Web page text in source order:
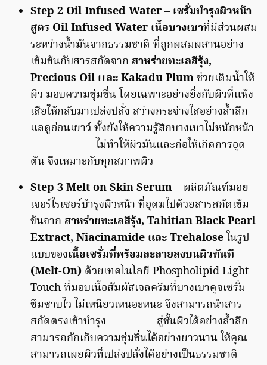
Step 2 Oil Infused Water– เซรั่มบำรุงผิวหน้า
สูตร Oil InfusedWater เนื้อบางเบาที่มีส่วนผสม
ระหว่างน้ำมันจากธรรมชาติ ที่ถูกผสมผสานอย่าง
เข้มข้นกับสารสกัดจาก สาหร่ายทะเลสีรุ้ง,
Precious Oil เเละ Kakadu Plumช่วยเติมน้ำให้
ผิว มอบความชุ่มชื่น โดยเฉพาะอย่างยิ่งกับผิวที่แห้ง
เสียให้กลับมาเปล่งปลั่ง สว่างกระจ่างใสอย่างล้ำลึก
แลดูอ่อนเยาว์ ทั้งยังให้ความรู้สึกบางเบาไม่หนักหน้า
ไม่ทำให้ผิวมันและก่อให้เกิดการอุด
ตัน จึงเหมาะกับทุกสภาพผิว
Step 3 Melt on Skin Serum– ผลิตภัณฑ์มอย
เจอร์ไรเซอร์บำรุงผิวหน้า ที่อุดมไปด้วยสารสกัดเข้ม
ข้นจาก สาหร่ายทะเลสีรุ้ง, Tahitian Black Pearl
Extract, Niacinamide และ Trehaloseในรูป
แบบของเนื้อเซรั่มที่พร้อมละลายลงบนผิวทันที
(Melt-On) ด้วยเทคโนโลยี Phospholipid Light
Touch ที่มอบเนื้อสัมผัสเจลครีมที่บางเบาดุจเซรั่ม
ซึมซาบไว ไม่เหนียวเหนอะหนะ จึงสามารถนำสาร
สกัดตรงเข้าบำรุง สู่ชั้นผิวได้อย่างล้ำลึก
สามารถกักเก็บความชุ่มชื่นได้อย่างยาวนาน ให้คุณ
สามารถเผยผิวที่เปล่งปลั่งได้อย่างเป็นธรรมชาติ